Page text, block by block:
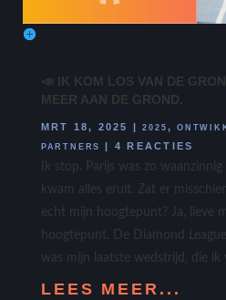
📣 IK KOM LOS VAN DE
MEER AAN DE GROND.
MRT 18, 2025 |2025 ,
PARTNERS | 4 REACTIES
Ik stop. Parijs was zo
kwam alles eruit. Zat er
echt mijn hoogtepunt? Ja, lieve
hoogtepunt. De Diamond
was mijn laatste wedstrijd, die ik
LEES MEER...